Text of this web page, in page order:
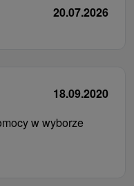
20.07.2026
18.09.2020
w wyborze